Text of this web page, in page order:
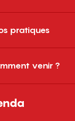
pratiques
venir ?